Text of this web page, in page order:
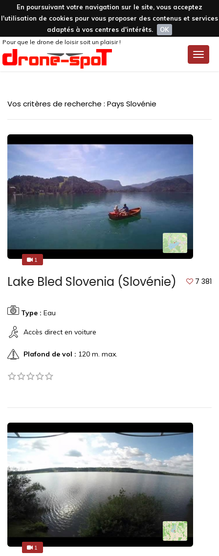
En poursuivant votre navigation sur le site, vous acceptez
l'utilisation de cookies pour vous proposer des contenus et services
adaptés à vos centres d'intérêts.
OK
Toggle
Pour que le drone de loisir soit un plaisir !
Vos critères de recherche : Pays Slovénie
11
Lake Bled Slovenia (Slovénie) 7 381
Type : Eau
Accès direct en voiture
Plafond de vol : 120 m. max.
1
1